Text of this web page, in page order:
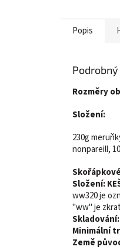
Popis
Rozměry
Složení:
230g
nonpareill,
Složení:
ww320 je
"ww" je
Skladování:
Minimální
Země